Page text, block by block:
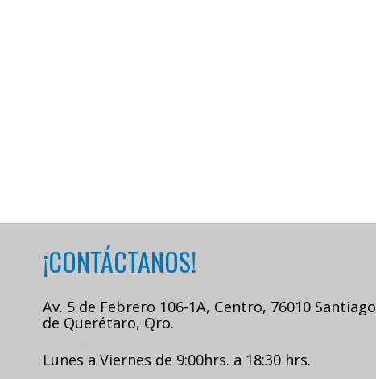
¡CONTÁCTANOS!
Av. 5 de Febrero 106-1A, Centro, 76010 Santiago
de Querétaro, Qro.
Lunes a Viernes de 9:00hrs. a 18:30 hrs.